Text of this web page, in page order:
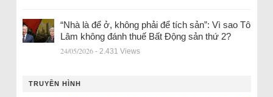
“Nhà là để ở, không phải để tích sản”: Vì sao Tô
Lâm không đánh thuế Bất Động sản thứ 2?
24/05/2026 - 2.431 Views
TRUYỀN HÌNH